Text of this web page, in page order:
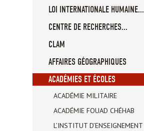
LOI INTERNATIONALE HUMAINE...
CENTRE DE RECHERCHES...
CLAM
AFFAIRES GÉOGRAPHIQUES
ACADÉMIES ET ÉCOLES
ACADÉMIE MILITAIRE
ACADÉMIE FOUAD CHÉHAB
L’INSTITUT D’ENSEIGNEMENT